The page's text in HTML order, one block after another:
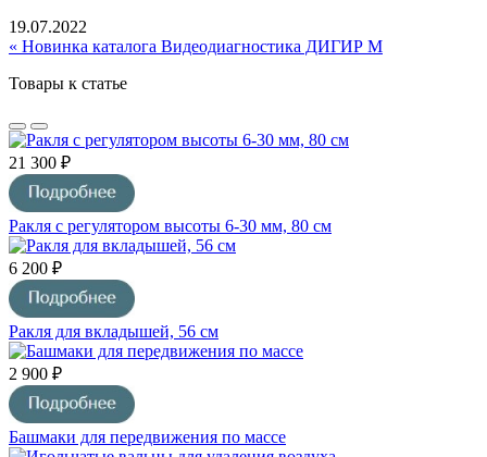
19.07.2022
« Новинка каталога Видеодиагностика ДИГИР М
Товары к статье
21 300 ₽
Ракля с регулятором высоты 6-30 мм, 80 см
6 200 ₽
Ракля для вкладышей, 56 см
2 900 ₽
Башмаки для передвижения по массе